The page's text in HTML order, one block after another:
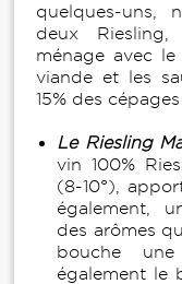
quelques-uns,
deux
ménage avec
viande et les
15% des
Le Riesling
vin 100%
(8-10°),
également,
des arômes
bouche
également le